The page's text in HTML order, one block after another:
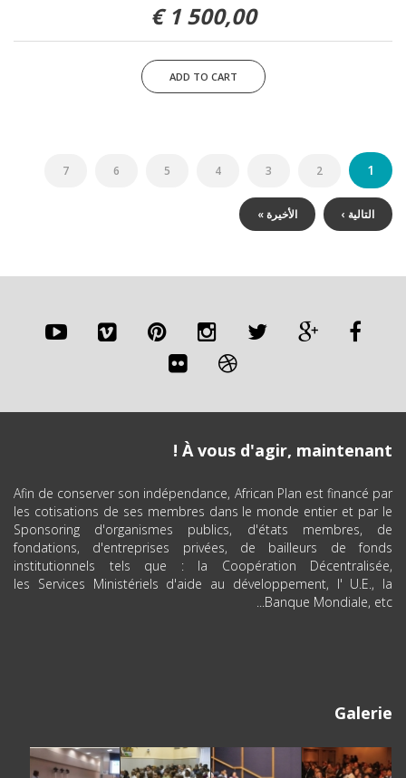
1 500,00 €
1
2
3
4
5
6
7
التالية › الأخيرة »
À vous d'agir, maintenant !
Afin de conserver son indépendance, African Plan est financé par
les cotisations de ses membres dans le monde entier et par le
Sponsoring d'organismes publics, d'états membres, de
fondations, d'entreprises privées, de bailleurs de fonds
institutionnels tels que : la Coopération Décentralisée,
les Services Ministériels d'aide au développement, l' U.E., la
Banque Mondiale, etc...
Galerie